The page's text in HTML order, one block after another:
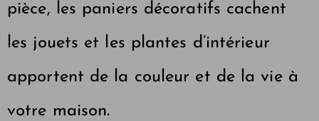
pièce, les paniers décoratifs cachent
les jouets et les plantes d’intérieur
apportent de la couleur et de la vie à
votre maison.